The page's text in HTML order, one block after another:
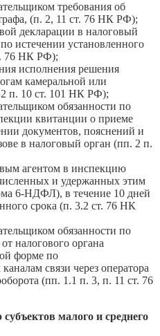
требования об
(п. 2, 11 ст. 76 НК РФ);
декларации в налоговый
истечении установленного
76 НК РФ);
исполнения решения
камеральной или
п. 10 ст. 101 НК РФ);
обязанности по
квитанции о приеме
документов, пояснений и
в налоговый орган (пп. 2 п.
агентом в инспекцию
и удержанных этим
6-НДФЛ), в течение 10 дней
срока (п. 3.2 ст. 76 НК
обязанности по
налогового органа
форме по
связи через оператора
(пп. 1.1 п. 3, п. 11 ст. 76
малого и среднего